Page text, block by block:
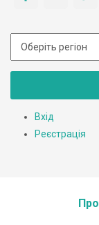
Вхід
Реєстрація